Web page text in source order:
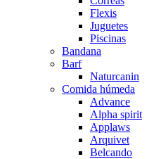
Flexis
Juguetes
Piscinas
Bandana
Barf
Naturcanin
Comida húmeda
Advance
Alpha spirit
Applaws
Arquivet
Belcando